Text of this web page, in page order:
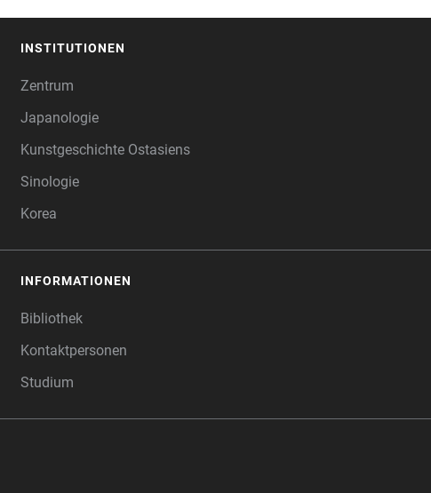
INSTITUTIONEN
Zentrum
Japanologie
Kunstgeschichte Ostasiens
Sinologie
Korea
INFORMATIONEN
Bibliothek
Kontaktpersonen
Studium